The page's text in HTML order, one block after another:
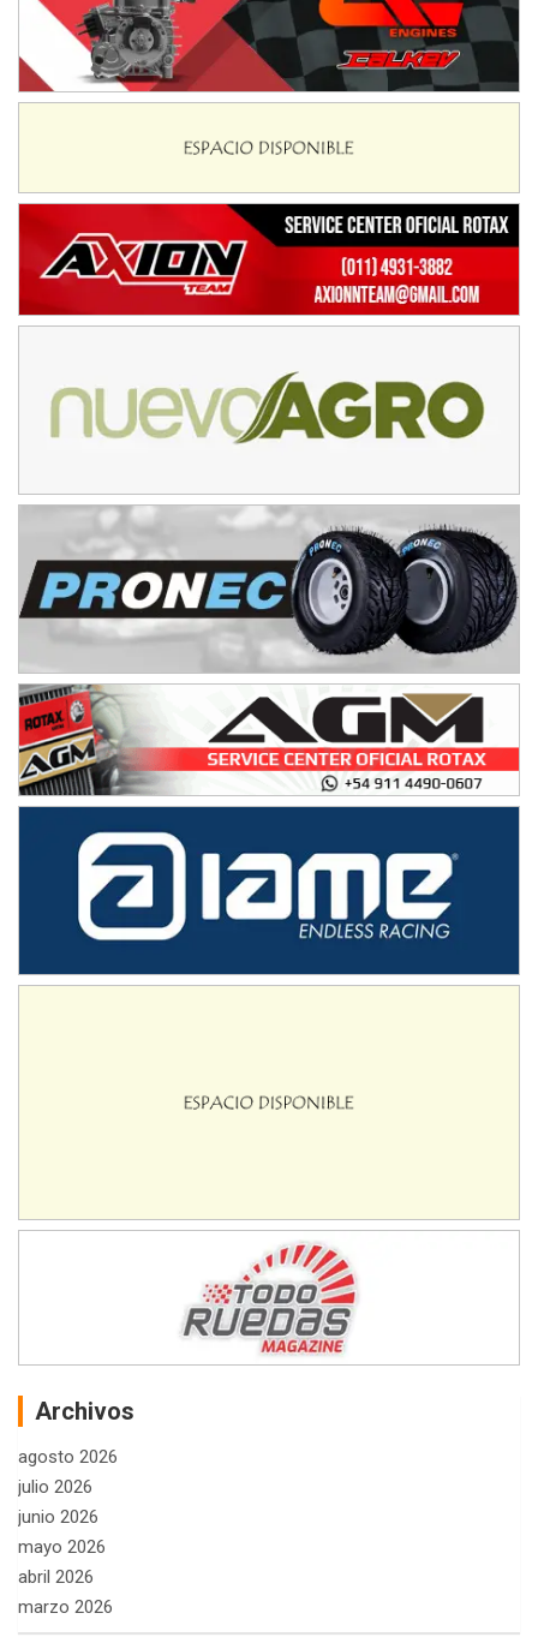
Archivos
agosto 2026
julio 2026
junio 2026
mayo 2026
abril 2026
marzo 2026